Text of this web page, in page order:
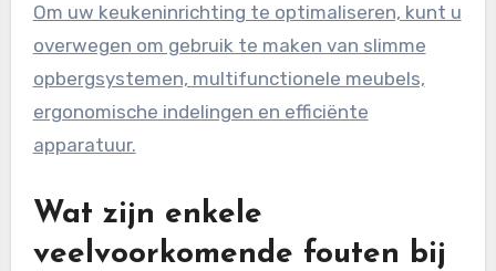
Om uw keukeninrichting te optimaliseren, kunt u
overwegen om gebruik te maken van slimme
opbergsystemen, multifunctionele meubels,
ergonomische indelingen en efficiënte
apparatuur.
Wat zijn enkele
veelvoorkomende fouten bij